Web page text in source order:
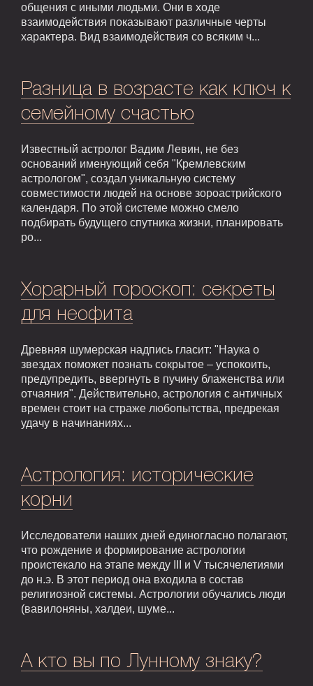
общения с иными людьми. Они в ходе
взаимодействия показывают различные черты
характера. Вид взаимодействия со всяким ч...
Разница в возрасте как ключ к
семейному счастью
Известный астролог Вадим Левин, не без
оснований именующий себя "Кремлевским
астрологом", создал уникальную систему
совместимости людей на основе зороастрийского
календаря. По этой системе можно смело
подбирать будущего спутника жизни, планировать
ро...
Хорарный гороскоп: секреты
для неофита
Древняя шумерская надпись гласит: "Наука о
звездах поможет познать сокрытое – успокоить,
предупредить, ввергнуть в пучину блаженства или
отчаяния". Действительно, астрология с античных
времен стоит на страже любопытства, предрекая
удачу в начинаниях...
Астрология: исторические
корни
Исследователи наших дней единогласно полагают,
что рождение и формирование астрологии
проистекало на этапе между III и V тысячелетиями
до н.э. В этот период она входила в состав
религиозной системы. Астрологии обучались люди
(вавилоняны, халдеи, шуме...
А кто вы по Лунному знаку?